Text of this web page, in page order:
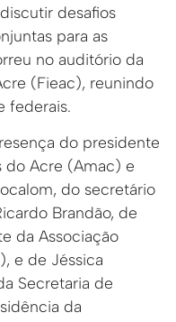
desafios
para as
no auditório da
(Fieac), reunindo
federais.
do presidente
do Acre (Amac) e
do secretário
Brandão, de
da Associação
e de Jéssica
Secretaria de
da